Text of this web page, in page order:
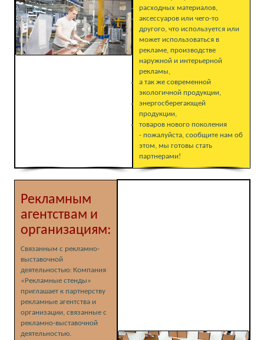
расходных материалов,
аксессуаров или чего-то
другого, что используется или
может использоваться в
рекламе, производстве
наружной и интерьерной
рекламы,
а так же современной
экологичной продукции,
энергосберегающей
продукции,
товаров нового поколения
- пожалуйста, сообщите нам об
этом, мы готовы стать
партнерами!
Рекламным
агентствам и
организациям:
Связанным с рекламно-
выставочной
деятельностью: Компания
«Рекламные стенды»
приглашает к партнерству
рекламные агентства и
организации, связанные с
рекламно-выставочной
деятельностью.